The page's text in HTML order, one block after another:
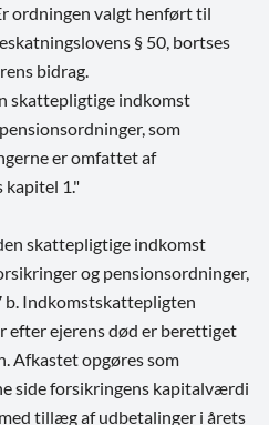
ordningen valgt henført til
§ 50, bortses
bidrag.
skattepligtige indkomst
som
er omfattet af
kapitel 1."
skattepligtige indkomst
og pensionsordninger,
b. Indkomstskattepligten
efter ejerens død er berettiget
Afkastet opgøres som
side forsikringens kapitalværdi
tillæg af udbetalinger i årets